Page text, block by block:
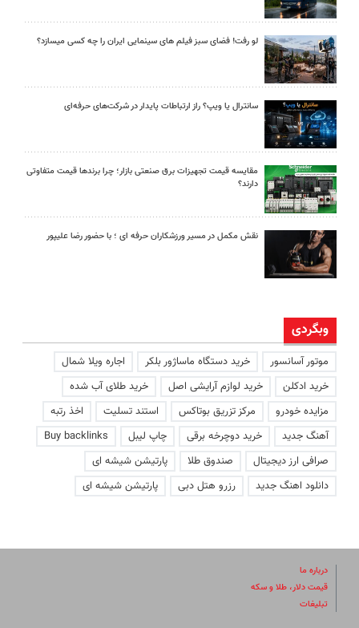
لو رفت! فضای سبز فیلم های سینمایی ایران را چه کسی میسازد؟
سانترال یا ویپ؟ راز ارتباطات پایدار در شرکت‌های حرفه‌ای
مقایسه قیمت تجهیزات برق صنعتی بازار؛ چرا برندها قیمت متفاوتی
دارند؟
نقش مکمل در مسیر ورزشکاران حرفه ای ؛ با حضور رضا علیپور
وبگردی
موتور آسانسور خرید دستگاه ماساژور بلکر
اجاره ویلا شمال
خرید ادکلن
خرید لوازم آرایشی اصل
خرید طلای آب شده
مزایده خودرو
مرکز تزریق بوتاکس استند تسلیت
اخذ رتبه
آهنگ جدید
خرید دوچرخه برقی چاپ لیبل
Buy backlinks
صرافی ارز دیجیتال
صندوق طلا
پارتیشن شیشه ای
دانلود اهنگ جدید
رزرو هتل دبی پارتیشن شیشه ای
درباره ما
قیمت دلار، طلا و سکه
تبلیغات